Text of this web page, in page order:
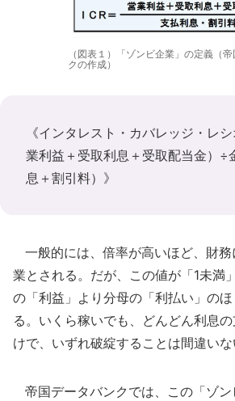
（図表１）「ゾンビ企業」の定義（
クの作成）
《インタレスト・カバレッジ・レ
業利益＋受取利息＋受取配当金）÷
息＋割引料）》
一般的には、倍率が高いほど、財
業とされる。だが、この値が「1未満
の「利益」より分母の「利払い」の
る。いくら稼いでも、どんどん利息
けで、いずれ破綻することは間違いな
帝国データバンクでは、この「ゾ